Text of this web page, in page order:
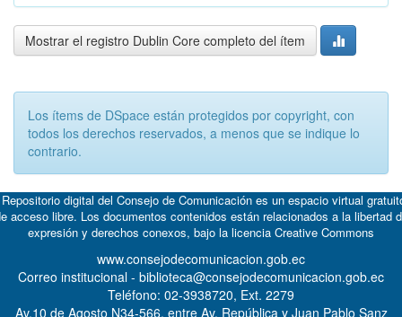
Mostrar el registro Dublin Core completo del ítem
Los ítems de DSpace están protegidos por copyright, con
todos los derechos reservados, a menos que se indique lo
contrario.
digital del Consejo de Comunicación es un espacio virtual
acceso libre. Los documentos contenidos están relacionados a la libertad
expresión y derechos conexos, bajo la licencia Creative Commons
www.consejodecomunicacion.gob.ec
Correo institucional - biblioteca@consejodecomunicacion.gob.ec
Teléfono: 02-3938720, Ext. 2279
Av.10 de Agosto N34-566, entre Av. República y Juan Pablo Sanz